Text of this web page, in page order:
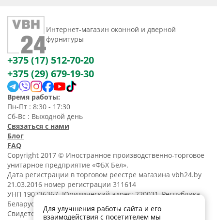
Интернет-магазин оконной и дверной
фурнитуры
+375 (17) 512-70-20
+375 (29) 679-19-30
Время работы:
Пн-Пт : 8:30 - 17:30
Сб-Вс : Выходной день
Связаться с нами
Блог
FAQ
Copyright 2017 © Иностранное производственно-торговое
унитарное предприятие «ФБХ Бел».
Дата регистрации в торговом реестре магазина vbh24.by
21.03.2016 номер регистрации 311614
УНП 190736367. Юридический адрес: 220031, Республика
Беларусь, г. Минск, ул. Танковая, 15-1, 5 этаж;
Свидетельство о регистрации N190736367 от 11.02.2014.
Для улучшения работы сайта и его
взаимодействия с посетителем мы